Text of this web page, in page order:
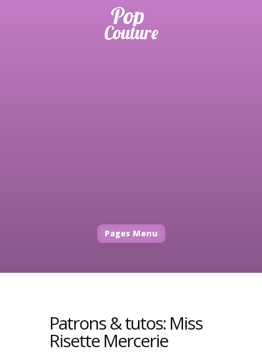
Pages Menu
Patrons & tutos: Miss
Risette Mercerie